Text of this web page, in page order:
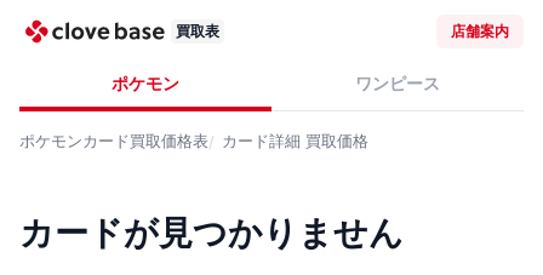
買取表 店舗案内
ポケモン ワンピース
ポケモンカード買取価格表 カード詳細 買取価格
カードが見つかりません